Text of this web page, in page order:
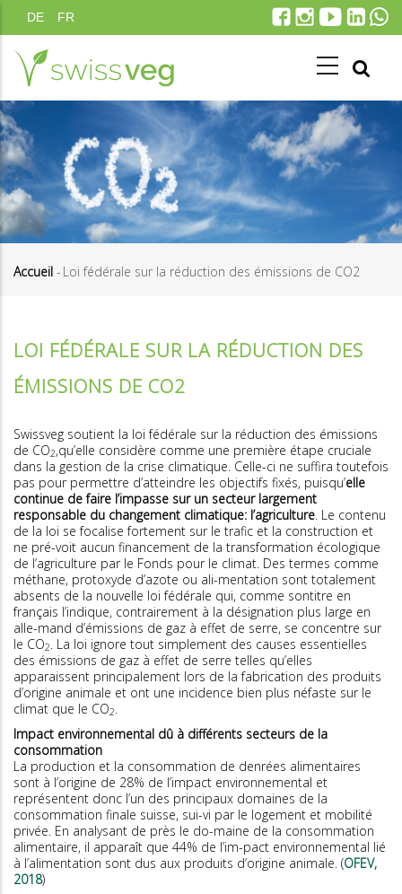
au
contenu
principal
DE FR
d'Ariane
Accueil - Loi fédérale sur la réduction des émissions de CO2
LOI FÉDÉRALE SUR LA RÉDUCTION DES
ÉMISSIONS DE CO2
Swissveg soutient la loi fédérale sur la réduction des émissions
de CO2,qu’elle considère comme une première étape cruciale
dans la gestion de la crise climatique. Celle-ci ne suffira toutefois
pas pour permettre d’atteindre les objectifs fixés, puisqu’elle
continue de faire l’impasse sur un secteur largement
responsable du changement climatique: l’agriculture . Le contenu
de la loi se focalise fortement sur le trafic et la construction et
ne pré-voit aucun financement de la transformation écologique
de l’agriculture par le Fonds pour le climat. Des termes comme
méthane, protoxyde d’azote ou ali-mentation sont totalement
absents de la nouvelle loi fédérale qui, comme sontitre en
français l’indique, contrairement à la désignation plus large en
alle-mand d’émissions de gaz à effet de serre, se concentre sur
le CO2
. La loi ignore tout simplement des causes essentielles
des émissions de gaz à effet de serre telles qu’elles
apparaissent principalement lors de la fabrication des produits
d’origine animale et ont une incidence bien plus néfaste sur le
climat que le CO2
Impact environnemental dû à différents secteurs de la
consommation
La production et la consommation de denrées alimentaires
sont à l’origine de 28% de l’impact environnemental et
représentent donc l’un des principaux domaines de la
consommation finale suisse, sui-vi par le logement et mobilité
privée. En analysant de près le do-maine de la consommation
alimentaire, il apparaît que 44% de l’im-pact environnemental lié
à l’alimentation sont dus aux produits d’origine animale. (OFEV,
2018)